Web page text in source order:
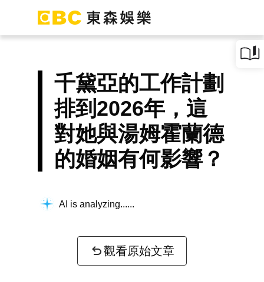
千黛亞的工作計劃
排到2026年，這
對她與湯姆霍蘭德
的婚姻有何影響？
AI is analyzing...
觀看原始文章